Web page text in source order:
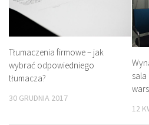
Tłumaczenia firmowe – jak
wybrać odpowiedniego
tłumacza?
30 GRUDNIA 2017
12